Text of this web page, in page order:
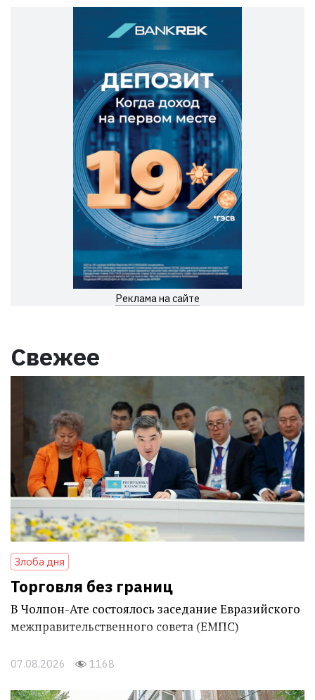
Реклама на сайте
Свежее
Злоба дня
Торговля без границ
В Чолпон-Ате состоялось заседание Евразийского
межправительственного совета (ЕМПС)
07.08.2026 1168